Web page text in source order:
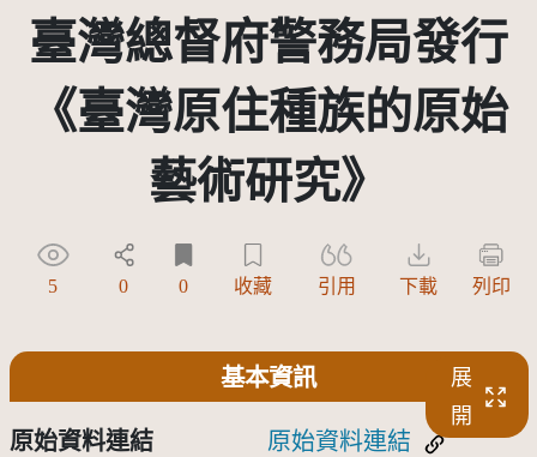
臺灣總督府警務局發行
《臺灣原住種族的原始
藝術研究》
5 0 0 收藏 引用 下載 列印
基本資訊
展
開
原始資料連結 原始資料連結